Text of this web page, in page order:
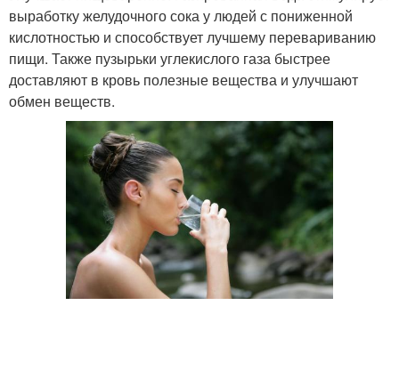
выработку желудочного сока у людей с пониженной
кислотностью и способствует лучшему перевариванию
пищи. Также пузырьки углекислого газа быстрее
доставляют в кровь полезные вещества и улучшают
обмен веществ.